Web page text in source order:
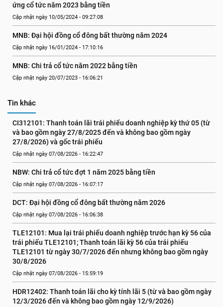
ứng cổ tức năm 2023 bằng tiền
Cập nhật ngày 10/05/2024 - 09:27:08
MNB: Đại hội đồng cổ đông bất thường năm 2024
Cập nhật ngày 16/01/2024 - 17:10:16
MNB: Chi trả cổ tức năm 2022 bằng tiền
Cập nhật ngày 20/07/2023 - 16:06:21
Tin khác
CI312101: Thanh toán lãi trái phiếu doanh nghiệp kỳ thứ 05 (từ
và bao gồm ngày 27/8/2025 đến và không bao gồm ngày
27/8/2026) và gốc trái phiếu
Cập nhật ngày 07/08/2026 - 16:22:47
NBW: Chi trả cổ tức đợt 1 năm 2025 bằng tiền
Cập nhật ngày 07/08/2026 - 16:07:17
DCT: Đại hội đồng cổ đông bất thường năm 2026
Cập nhật ngày 07/08/2026 - 16:06:38
TLE12101: Mua lại trái phiếu doanh nghiệp trước hạn kỳ 56 của
trái phiếu TLE12101; Thanh toán lãi kỳ 56 của trái phiếu
TLE12101 từ ngày 30/7/2026 đến nhưng không bao gồm ngày
30/8/2026
Cập nhật ngày 07/08/2026 - 15:59:19
HDR12402: Thanh toán lãi cho kỳ tính lãi 5 (từ và bao gồm ngày
12/3/2026 đến và không bao gồm ngày 12/9/2026)